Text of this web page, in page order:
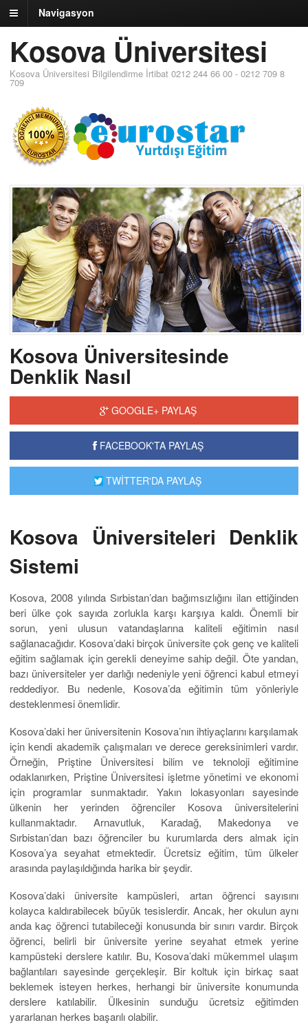
Navigasyon
Kosova Üniversitesi
Kosova Üniversitesi Bilgilendirme İrtibat 0212 244 66 00 - 0212 709 8
709
Kosova Üniversitesinde
Denklik Nasıl
GOOGLE+ PAYLAŞ
FACEBOOK'TA PAYLAŞ
TWİTTER'DA PAYLAŞ
Kosova Üniversiteleri Denklik
Sistemi
Kosova, 2008 yılında Sırbistan’dan bağımsızlığını ilan ettiğinden
beri ülke çok sayıda zorlukla karşı karşıya kaldı. Önemli bir
sorun, yeni ulusun vatandaşlarına kaliteli eğitimin nasıl
sağlanacağıdır. Kosova’daki birçok üniversite çok genç ve kaliteli
eğitim sağlamak için gerekli deneyime sahip değil. Öte yandan,
bazı üniversiteler yer darlığı nedeniyle yeni öğrenci kabul etmeyi
reddediyor. Bu nedenle, Kosova’da eğitimin tüm yönleriyle
desteklenmesi önemlidir.
Kosova’daki her üniversitenin Kosova’nın ihtiyaçlarını karşılamak
için kendi akademik çalışmaları ve derece gereksinimleri vardır.
Örneğin, Priştine Üniversitesi bilim ve teknoloji eğitimine
odaklanırken, Priştine Üniversitesi işletme yönetimi ve ekonomi
için programlar sunmaktadır. Yakın lokasyonları sayesinde
ülkenin her yerinden öğrenciler Kosova üniversitelerini
kullanmaktadır. Arnavutluk, Karadağ, Makedonya ve
Sırbistan’dan bazı öğrenciler bu kurumlarda ders almak için
Kosova’ya seyahat etmektedir. Ücretsiz eğitim, tüm ülkeler
arasında paylaşıldığında harika bir şeydir.
Kosova’daki üniversite kampüsleri, artan öğrenci sayısını
kolayca kaldırabilecek büyük tesislerdir. Ancak, her okulun aynı
anda kaç öğrenci tutabileceği konusunda bir sınırı vardır. Birçok
öğrenci, belirli bir üniversite yerine seyahat etmek yerine
kampüsteki derslere katılır. Bu, Kosova’daki mükemmel ulaşım
bağlantıları sayesinde gerçekleşir. Bir koltuk için birkaç saat
beklemek isteyen herkes, herhangi bir üniversite konumunda
derslere katılabilir. Ülkesinin sunduğu ücretsiz eğitimden
yararlanan herkes başarılı olabilir.